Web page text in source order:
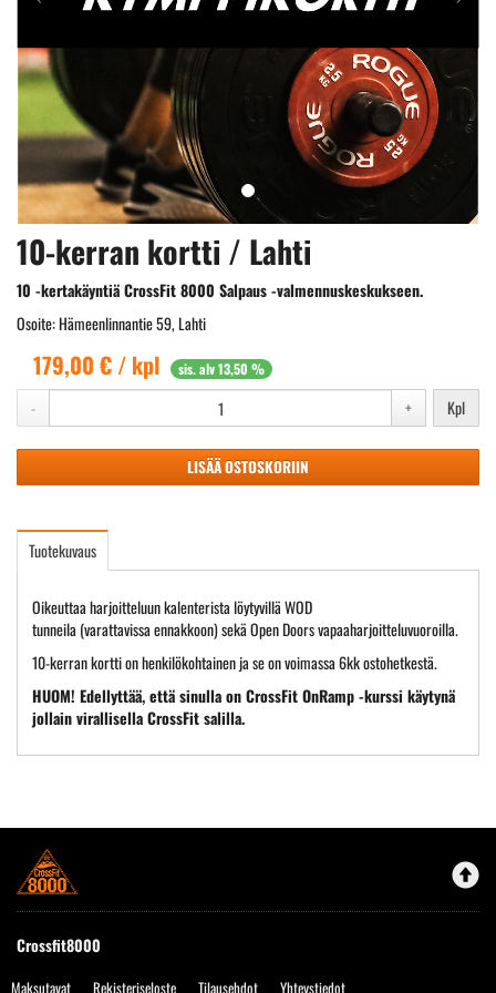
10-kerran kortti / Lahti
10 -kertakäyntiä CrossFit 8000 Salpaus -valmennuskeskukseen.
Osoite: Hämeenlinnantie 59, Lahti
179,00 € / kpl sis. alv 13,50 %
- + Kpl
LISÄÄ OSTOSKORIIN
Tuotekuvaus
Oikeuttaa harjoitteluun kalenterista löytyvillä WOD
tunneila (varattavissa ennakkoon) sekä Open Doors vapaaharjoitteluvuoroilla.
10-kerran kortti on henkilökohtainen ja se on voimassa 6kk ostohetkestä.
HUOM! Edellyttää, että sinulla on CrossFit OnRamp -kurssi käytynä
jollain virallisella CrossFit salilla.
Crossfit8000
Maksutavat Rekisteriseloste Tilausehdot Yhteystiedot